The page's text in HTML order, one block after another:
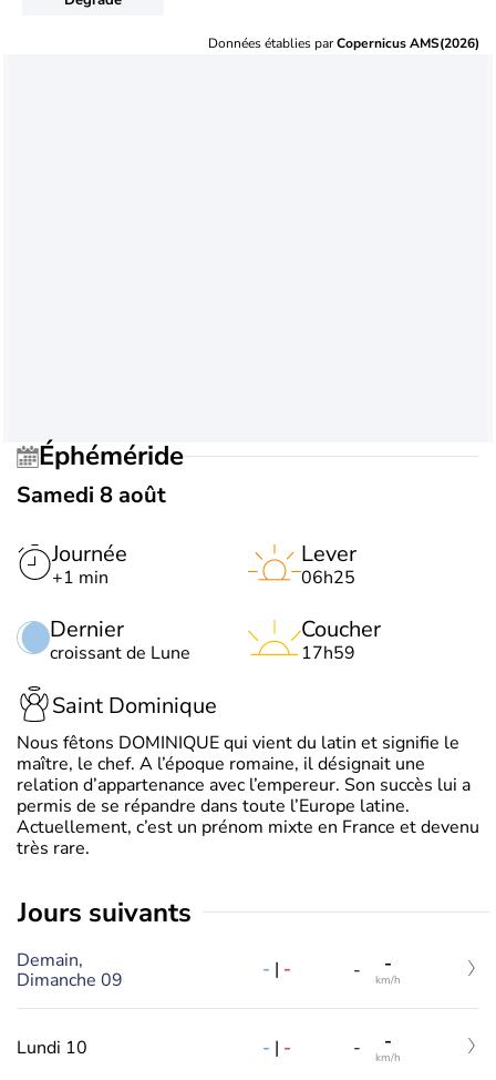
Données établies parCopernicus AMS(2026)
Éphéméride
Samedi 8 août
Journée
+1 min
Dernier
croissant de Lune
Lever
06h25
Coucher
17h59
Saint Dominique
Nous fêtons DOMINIQUE qui vient du latin et signifie le
maître, le chef. A l’époque romaine, il désignait une
relation d’appartenance avec l’empereur. Son succès lui a
permis de se répandre dans toute l’Europe latine.
Actuellement, c’est un prénom mixte en France et devenu
très rare.
jours suivants
Demain,
Dimanche 09
- | - - -
km/h
Lundi 10 - | - - -
km/h